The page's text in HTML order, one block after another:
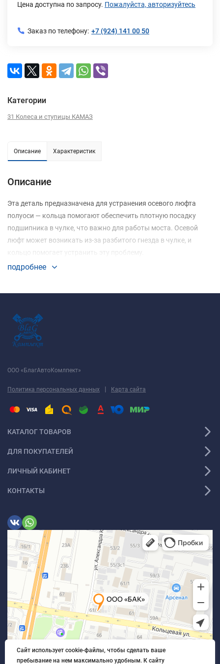
Цена доступна по запросу. Пожалуйста, авторизуйтесь
Заказ по телефону: +7 (924) 141 00 50
Категории
31 Колеса и ступицы КАМАЗ
Описание Характеристик
Описание
Эта деталь предназначена для устранения осевого люфта
полуоси — кольца помогают обеспечить плотную посадку
подшипника в чулке, что важно для работы моста. Осевой
люфт может возникать из-за разбитого гнезда в чулке, и
кольцо помогает устранить эту проблему.
подробнее
ООО «БлагАвтоКомлпект»
Политика персональных данных | Карта сайта
КАТАЛОГ ТОВАРОВ
ДЛЯ ПОКУПАТЕЛЕЙ
ЛИЧНЫЙ КАБИНЕТ
КОНТАКТЫ
Сайт использует cookie-файлы, чтобы сделать ваше
пребывание на нем максимально удобным. К cайту